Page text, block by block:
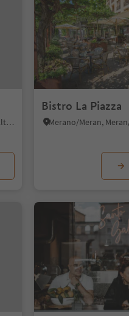
Montagna/Montan, Montan/Montagna, Alto Adige Wine Road
Bistro La Piazza